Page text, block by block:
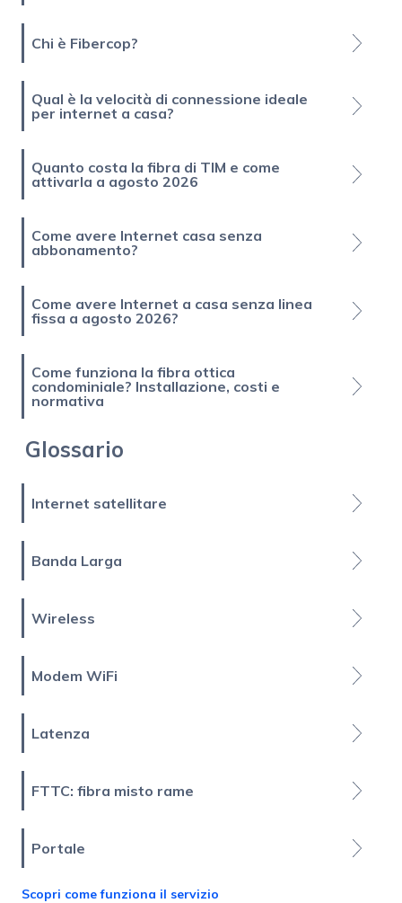
Chi è Fibercop?
Qual è la velocità di connessione ideale
per internet a casa?
Quanto costa la fibra di TIM e come
attivarla a agosto 2026
Come avere Internet casa senza
abbonamento?
Come avere Internet a casa senza linea
fissa a agosto 2026?
Come funziona la fibra ottica
condominiale? Installazione, costi e
normativa
Glossario
Internet satellitare
Banda Larga
Wireless
Modem WiFi
Latenza
FTTC: fibra misto rame
Portale
Scopri come funziona il servizio